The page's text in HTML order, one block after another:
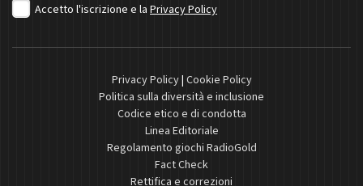
Accetto l'iscrizione e la Privacy Policy
Privacy Policy| Cookie Policy
Politica sulla diversità e inclusione
Codice etico e di condotta
Linea Editoriale
Regolamento giochi RadioGold
Fact Check
Rettifica e correzioni